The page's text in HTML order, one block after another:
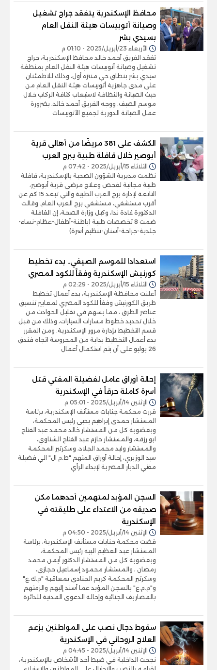
محافظ الإسكندرية يتفقد جراج تشغيل
وصيانة أتوبيسات هيئة النقل العام
بسيدي بشر
الأربعاء 23/أبريل/2025 - 01:10 م
تفقد الفريق أحمد خالد محافظ الإسكندرية، جراج
تشغيل وصيانة أتوبيسات هيئة النقل العام بمنطقة
سيدي بشر بنطاق حي منتزه أول، وذلك للاطمئنان
على مدى جاهزية أتوبيسات هيئة النقل العام من
حيث الصيانة والنظافة لاستيعاب كثافة الركاب خلال
موسم الصيف. ووجه الفريق أحمد خالد، بضرورة
عمل الصيانة الدورية لجميع الأتوبيسات
الكشف على 381 مريضًا من أهالى قرية
أبوصير خلال قافلة طبية ببرج العرب
الثلاثاء 15/أبريل/2025 - 07:42 م
نظمت مديرية الشؤون الصحية بالإسكندرية، قافلة
طبية مجانية لفحص وعلاج مرضى قرية أبوصير،
التابعة لإدارة برج العرب الطبية والتي تبعد 15 كم عن
أقرب مستشفي، مستشفي برج العرب العام. وقالت
الدكتورة غادة ندا، وكيل وزارة الصحة، إن القافلة
ضمت 8 تخصصات طبية (باطنة-أطفال-عظام-نساء-
جلدية-جراحة-أسنان-تنظيم أسرة)
استعدادا للموسم الصيفي.. بدء تخطيط
كورنيش الإسكندرية وفقاً للكود المصري
الثلاثاء 15/أبريل/2025 - 02:29 م
أعلنت محافظة الإسكندرية، بدء أعمال تخطيط
طريق الكورنيش وفقاً للكود المصري لمعايير تنسيق
عناصر الطرق ، مما يسهم في تقليل الحوادث من
خلال تحديد خطوط مسارات السيارات، وذلك من قبل
قسم التخطيط بإدارة مرور الإسكندرية. ومن المقرر
بدء أعمال التخطيط بداية من المحروسة اتجاه فندق
26 يوليو على أن يتم استكمال أعمال
إحالة أوراق عامل لفضيلة المفتي قتل
أسرة كاملة حرقاً في الإسكندرية
الإثنين 14/أبريل/2025 - 05:01 م
قررت محكمة جنايات مستأنف الإسكندرية، برئاسة
المستشار حمدى إبراهيم يحيى رئيس المحكمة،
وبعضوية كل من المستشار خالد محمد عبد الفتاح
ابو رزقه، والمستشار حازم عبد الفتاح الشناوي،
والمستشار وليد محمد الجلاد، وسكرتير المحكمة
سيد الوزيري، إحالة أوراق المتهم "ط.م ال" الي فضيلة
مفتي الديار المصرية لإبداء الرأي
السجن المؤبد لمتهمين أحدهما مكن
صديقه من الاعتداء على طليقته في
الإسكندرية
الإثنين 14/أبريل/2025 - 04:50 م
قضت محكمة جنايات مستأنف الإسكندرية، برئاسة
المستشار عبد العظيم البيه رئيس المحكمة،
وبعضوية كل من المستشار الدكتور أيمن محمد
رمضان ، والمستشار محمود إسماعيل حجازى،
وسكرتير المحكمة كريم الجنادى بمعاقبة "م.ك.ع"
و"م.م.ع" بالسجن المؤبد عما أسند إليهم والزمتهم
بالمصاريف الجنائية وإحالة الدعوى المدنية للدائرة
سقوط دجال نصب على المواطنين بزعم
العلاج الروحاني في الإسكندرية
الإثنين 14/أبريل/2025 - 04:45 م
نجحت الداخلية في ضبط أحد الأشخاص بالإسكندرية،